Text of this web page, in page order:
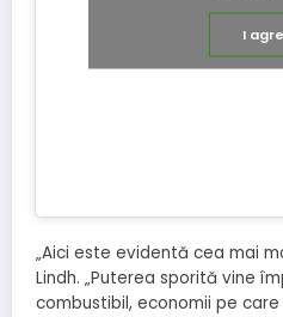
I
„Aici este evidentă cea mai
Lindh. „Puterea sporită vine
combustibil, economii pe